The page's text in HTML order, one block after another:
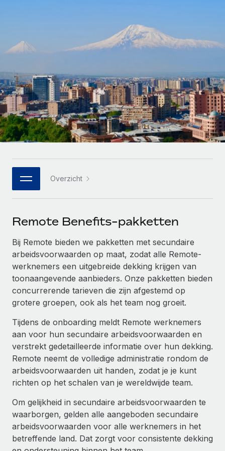
Ingewikkelde HR-taken eenvoudig uitbesteden
Remote Embedded
HR naadloos in workflows integreren
Platform
Ingebouwde essentiële HR-functies voor je team
Integraties
Vraag een expert
Krijg hulp van global HR- en juridische experts
Achtergrondonderzoek
Vereenvoudig het screeningsproces van
kandidaten
Compliance Watchtower
Apparaatbeheer
Lever en track wereldwijd IT-middelen
Entiteiten oprichten
Stel snel compliant entiteiten op
Mobiliteit en overplaatsing
Plaats werknemers moeiteloos over
Mid-market
Teams uitbreiden met HR solutions op maat
Enterprise
Global HR voor grote bedrijven
WERK MET ONS SAMEN
Strategische technologiepartners
Een partner worden
Ontdek hoe je met ons kunt samenwerken
Binnenkort beschikbaar
Integraties en advies over AI-automatiseringen
CASESTUDY'S
Onderzoek en gidsen
Casestudy's
HR-woordenlijst
Checklists en templates
Webinars
Newsroom
Inzicht in salaris en talent
Inzichtencentrum
Support
Alle bronnen bekijken
Global Payroll
EOR en PEO
Contractor Management
Belastingen
Naar de blog
Français
Español
Italiano
Português (Portugal)
日本語
한국어
Overzicht
Remote Benefits-pakketten
Bij Remote bieden we pakketten met secundaire
arbeidsvoorwaarden op maat, zodat alle Remote-
werknemers een uitgebreide dekking krijgen van
toonaangevende aanbieders. Onze pakketten bieden
concurrerende tarieven die zijn afgestemd op
grotere groepen, ook als het team nog groeit.
Tijdens de onboarding meldt Remote werknemers
aan voor hun secundaire arbeidsvoorwaarden en
verstrekt gedetailleerde informatie over hun dekking.
Remote neemt de volledige administratie rondom de
arbeidsvoorwaarden uit handen, zodat je je kunt
richten op het schalen van je wereldwijde team.
Om gelijkheid in secundaire arbeidsvoorwaarden te
waarborgen, gelden alle aangeboden secundaire
arbeidsvoorwaarden voor alle werknemers in het
betreffende land. Dat zorgt voor consistente dekking